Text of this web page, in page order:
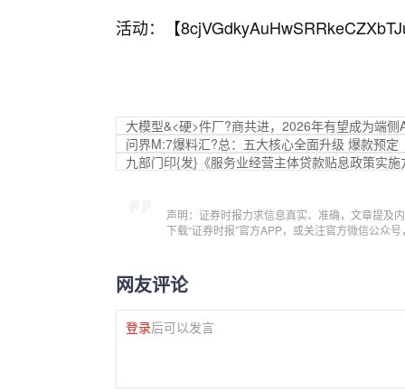
活动：【
大模型&<硬>件厂?商共进，2026年有望成为端侧
问界M:7爆料汇?总：五大核心全面升级 爆款预定
九部门印{发}《服务业经营主体贷款贴息政策实
声明：证券时报力求信息真实、准确，文章提及
下载“证券时报”官方APP，或关注官方微信公众
网友评论
登录后可以发言